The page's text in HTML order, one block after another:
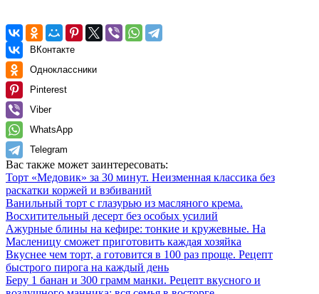
ВКонтакте
Одноклассники
Pinterest
Viber
WhatsApp
Telegram
Вас также может заинтересовать:
Торт «Медовик» за 30 минут. Неизменная классика без
раскатки коржей и взбиваний
Ванильный торт с глазурью из масляного крема.
Восхитительный десерт без особых усилий
Ажурные блины на кефире: тонкие и кружевные. На
Масленицу сможет приготовить каждая хозяйка
Вкуснее чем торт, а готовится в 100 раз проще. Рецепт
быстрого пирога на каждый день
Беру 1 банан и 300 грамм манки. Рецепт вкусного и